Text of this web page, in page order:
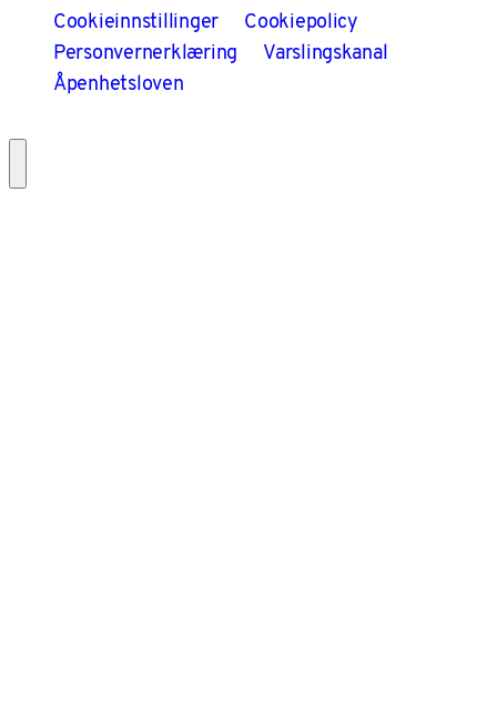
Cookieinnstillinger
Cookiepolicy
Personvernerklæring
Varslingskanal
Åpenhetsloven